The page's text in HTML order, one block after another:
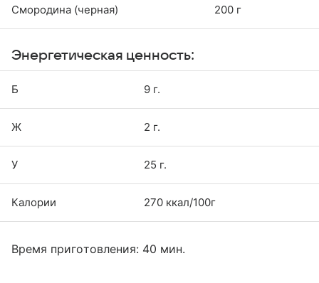
Смородина (черная) 200 г
Энергетическая ценность:
Б 9 г.
Ж 2 г.
У 25 г.
Калории 270 ккал/100г
Время приготовления: 40 мин.